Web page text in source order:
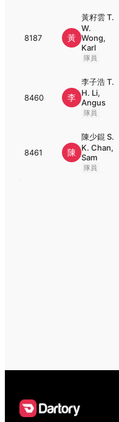
8187 黃
黃籽雲 T.
W.
Wong,
Karl
隊員
8460 李
李子浩 T.
H. Li,
Angus
隊員
8461 陳
陳少錕 S.
K. Chan,
Sam
隊員